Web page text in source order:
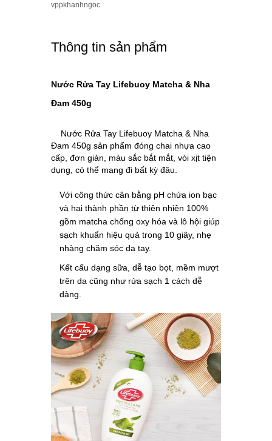
vppkhanhngoc
Thông tin sản phẩm
Nước Rửa Tay Lifebuoy Matcha & Nha
Đam 450g
Nước Rửa Tay Lifebuoy Matcha & Nha
Đam 450g sản phẩm đóng chai nhựa cao
cấp, đơn giản, màu sắc bắt mắt, vòi xịt tiện
dụng, có thể mang đi bất kỳ đâu.
Với công thức cân bằng pH chứa ion bạc
và hai thành phần từ thiên nhiên 100%
gồm matcha chống oxy hóa và lô hội giúp
sạch khuẩn hiệu quả trong 10 giây, nhẹ
nhàng chăm sóc da tay.
Kết cấu dạng sữa, dễ tạo bọt, mềm mượt
trên da cũng như rửa sạch 1 cách dễ
dàng.